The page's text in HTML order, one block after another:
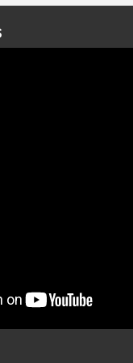
et atteindre 80 à 100 km/h
Il parcourt la basse vallée
le littoral